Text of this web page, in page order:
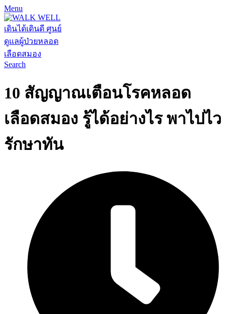
Menu
Search
10 สัญญาณเตือนโรคหลอด
เลือดสมอง รู้ได้อย่างไร พาไปไว
รักษาทัน